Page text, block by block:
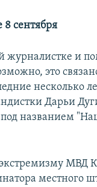
сентября
журналистке и
это
несколько
Дарьи
названием
МВД
местного